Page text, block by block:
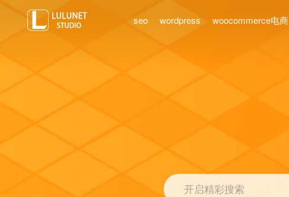
seo wordpress woocommerce电商
开启精彩搜索